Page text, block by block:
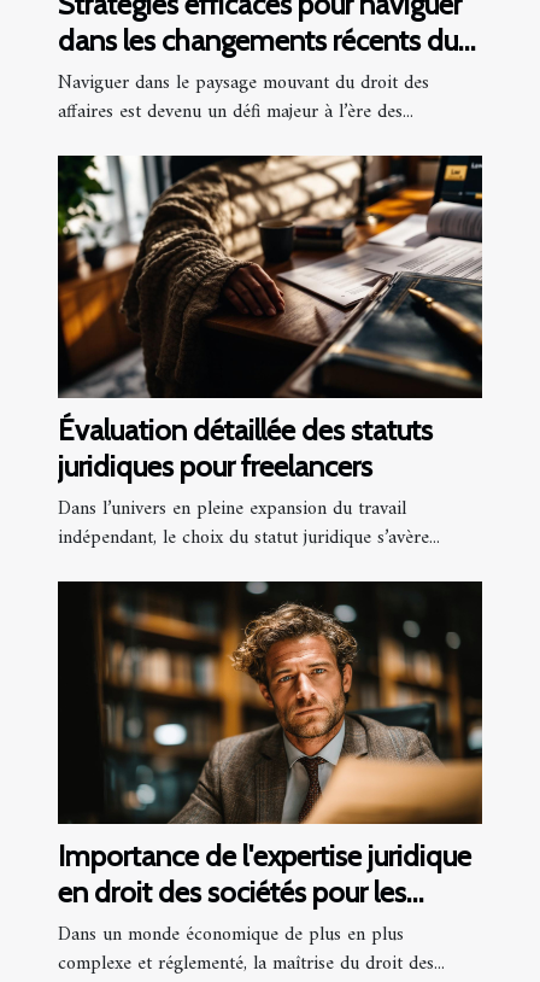
dans les changements récents du
droit des affaires
Naviguer dans le paysage mouvant du droit des
affaires est devenu un défi majeur à l’ère des...
Évaluation détaillée des statuts
juridiques pour freelancers
Dans l’univers en pleine expansion du travail
indépendant, le choix du statut juridique s’avère...
Importance de l'expertise juridique
en droit des sociétés pour les
entreprises
Dans un monde économique de plus en plus
complexe et réglementé, la maîtrise du droit des...